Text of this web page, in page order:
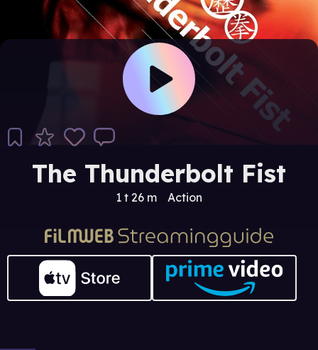
The Thunderbolt Fist
1 t 26 m Action